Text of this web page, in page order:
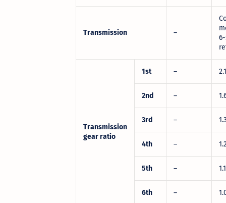
Transmission –
Transmission
gear ratio
1st –
2nd –
3rd –
4th –
5th –
6th –